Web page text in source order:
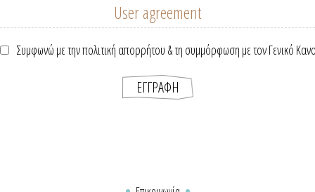
User agreement
Συμφωνώ με την πολιτική απορρήτου & τη συμμόρφωση με τον Γενικό